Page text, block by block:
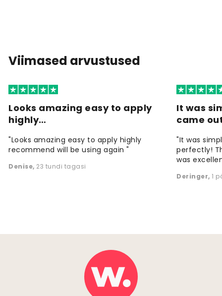
Viimased arvustused
Looks amazing easy to apply
highly…
"Looks amazing easy to apply highly
recommend will be using again "
Denise, 23 tundi tagasi
It was
came
"It was
perfectly!
was
Deringer, 1